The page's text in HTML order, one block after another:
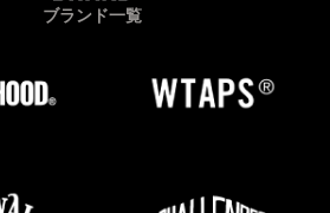
ブランド一覧